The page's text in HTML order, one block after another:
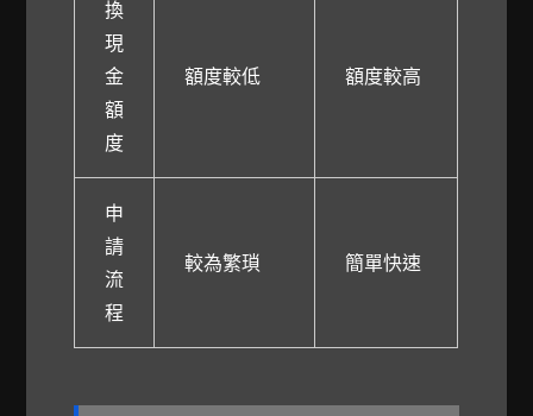
換
現
金
額
度
額度較低 額度較高
申
請
流
程
較為繁瑣 簡單快速